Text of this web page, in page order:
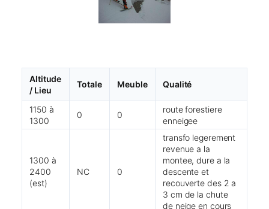
Altitude
/ Lieu
Totale Meuble Qualité
1150 à
1300
0 0
route forestiere
enneigee
1300 à
2400
(est)
NC 0
transfo legerement
revenue a la
montee, dure a la
descente et
recouverte des 2 a
3 cm de la chute
de neige en cours